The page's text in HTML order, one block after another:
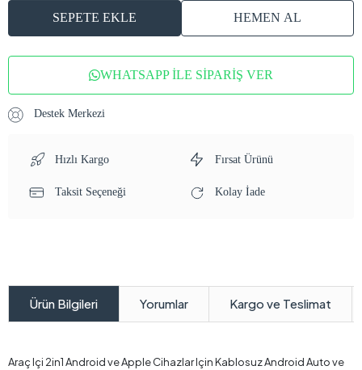
SEPETE EKLE HEMEN AL
WHATSAPP İLE SİPARİŞ VER
Destek Merkezi
Hızlı Kargo Fırsat Ürünü
Taksit Seçeneği Kolay İade
Ürün Bilgileri Yorumlar Kargo ve Teslimat
Araç Içi 2in1 Android ve Apple Cihazlar Için Kablosuz Android Auto ve